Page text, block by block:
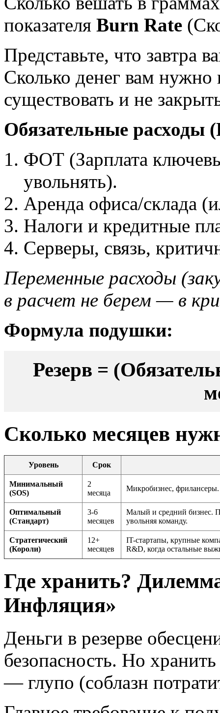
показателя Burn Rate
Представьте, что завтра
Сколько денег вам
существовать и не
Обязательные расходы
ФОТ (Зарплата
увольнять).
Аренда офиса/склада
Налоги и кредитные
Серверы, связь,
Переменные расходы
в расчет не берем — в
Формула подушки:
Резерв =
Сколько месяцев
Уровень Срок
Минимальный
(SOS)
2
месяца
Микробизнес,
Оптимальный
(Стандарт)
3-6
месяцев
Малый и средний бизнес.
увольняя команду.
Стратегический
(Короли)
12+
месяцев
IT-стартапы, крупные
R&D, когда остальные
Где хранить?
Инфляция»
Деньги в резерве
безопасность. Но
— глупо (соблазн